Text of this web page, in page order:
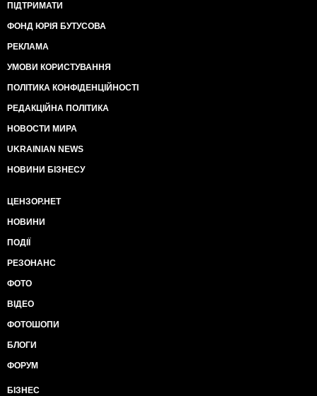
ПІДТРИМАТИ
ФОНД ЮРІЯ БУТУСОВА
РЕКЛАМА
УМОВИ КОРИСТУВАННЯ
ПОЛІТИКА КОНФІДЕНЦІЙНОСТІ
РЕДАКЦІЙНА ПОЛІТИКА
НОВОСТИ МИРА
UKRAINIAN NEWS
НОВИНИ БІЗНЕСУ
ЦЕНЗОР.НЕТ
НОВИНИ
ПОДІЇ
РЕЗОНАНС
ФОТО
ВІДЕО
ФОТОШОПИ
БЛОГИ
ФОРУМ
БІЗНЕС